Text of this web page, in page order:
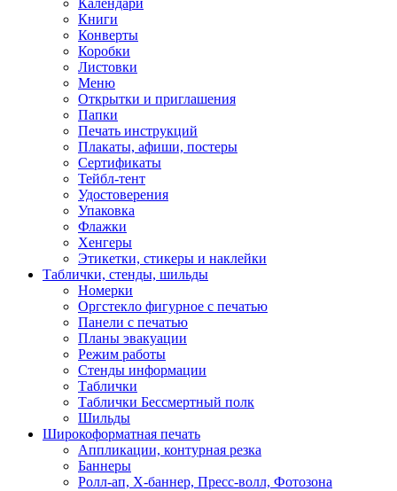
Календари
Книги
Конверты
Коробки
Листовки
Меню
Открытки и приглашения
Папки
Печать инструкций
Плакаты, афиши, постеры
Сертификаты
Тейбл-тент
Удостоверения
Упаковка
Флажки
Хенгеры
Этикетки, стикеры и наклейки
Таблички, стенды, шильды
Номерки
Оргстекло фигурное с печатью
Панели с печатью
Планы эвакуации
Режим работы
Стенды информации
Таблички
Таблички Бессмертный полк
Шильды
Широкоформатная печать
Аппликации, контурная резка
Баннеры
Ролл-ап, X-баннер, Пресс-волл, Фотозона